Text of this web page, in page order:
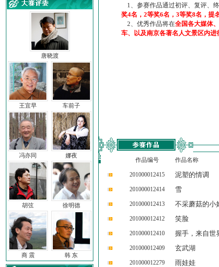
唐晓渡
王宜早 车前子
冯亦同 娜夜
胡弦 徐明德
商 震 韩 东
1、参赛作品通过初评、复评、
奖4名，2等奖6名，3等奖8名，提
2、优秀作品将在全国各大媒体
车、以及南京各著名人文景区内进
作品编号 作品名称
201000012415 泥塑的情调
201000012414 雪
201000012413 不采蘑菇的小
201000012412 笑脸
201000012410 握手，来自世
201000012409 玄武湖
201000012279 雨娃娃